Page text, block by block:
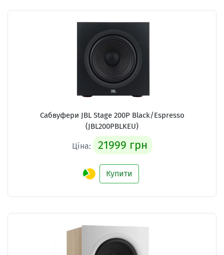
Сабвуфери JBL Stage 200P Black/Espresso
(JBL200PBLKEU)
Ціна: 21999 грн
Купити